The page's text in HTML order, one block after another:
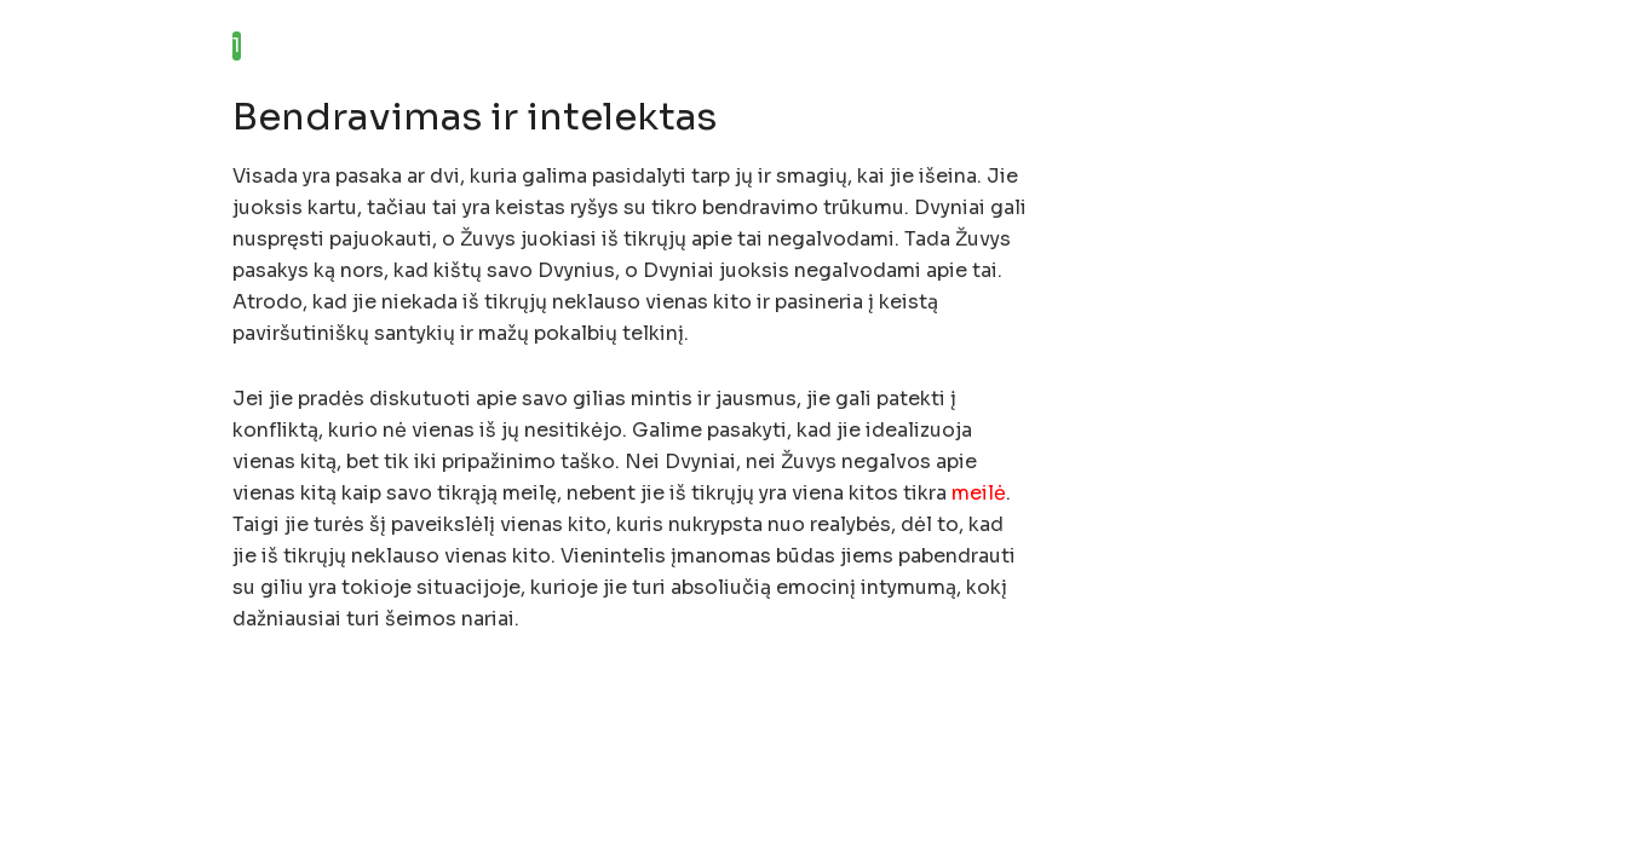
1
Bendravimas ir intelektas
Visada yra pasaka ar dvi, kuria galima pasidalyti tarp jų ir smagių, kai jie išeina. Jie
juoksis kartu, tačiau tai yra keistas ryšys su tikro bendravimo trūkumu. Dvyniai gali
nuspręsti pajuokauti, o Žuvys juokiasi iš tikrųjų apie tai negalvodami. Tada Žuvys
pasakys ką nors, kad kištų savo Dvynius, o Dvyniai juoksis negalvodami apie tai.
Atrodo, kad jie niekada iš tikrųjų neklauso vienas kito ir pasineria į keistą
paviršutiniškų santykių ir mažų pokalbių telkinį.
Jei jie pradės diskutuoti apie savo gilias mintis ir jausmus, jie gali patekti į
konfliktą, kurio nė vienas iš jų nesitikėjo. Galime pasakyti, kad jie idealizuoja
vienas kitą, bet tik iki pripažinimo taško. Nei Dvyniai, nei Žuvys negalvos apie
vienas kitą kaip savo tikrąją meilę, nebent jie iš tikrųjų yra viena kitos tikra meilė.
Taigi jie turės šį paveikslėlį vienas kito, kuris nukrypsta nuo realybės, dėl to, kad
jie iš tikrųjų neklauso vienas kito. Vienintelis įmanomas būdas jiems pabendrauti
su giliu yra tokioje situacijoje, kurioje jie turi absoliučią emocinį intymumą, kokį
dažniausiai turi šeimos nariai.